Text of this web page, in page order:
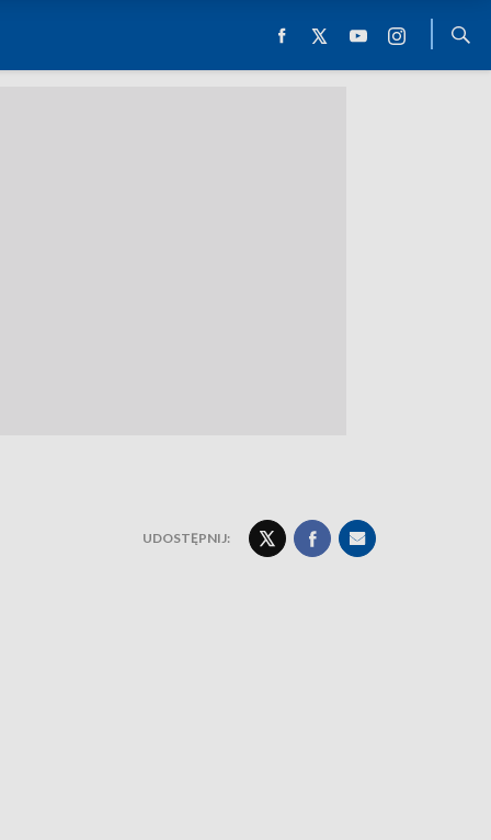
UDOSTĘPNIJ: